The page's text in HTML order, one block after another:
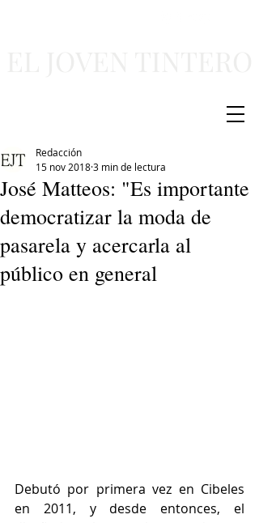
José Matteos: "Es importante
democratizar la moda de
pasarela y acercarla al
público en general
Redacción
15 nov 20183 min de lectura
Debutó por primera vez en Cibeles
en 2011, y desde entonces, el